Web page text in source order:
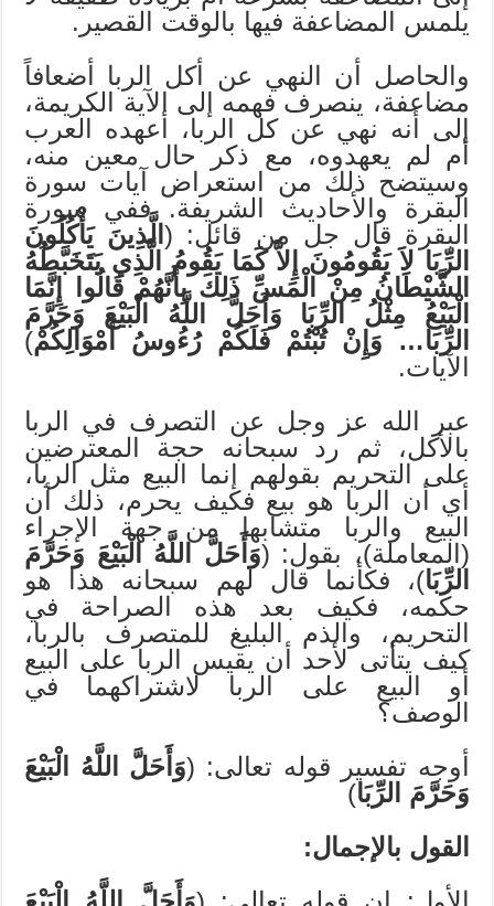
يلمس المضاعفة فيها بالوقت القصير.
والحاصل أن النهي عن أكل الربا أضعافاً
مضاعفة، ينصرف فهمه إلى الآية الكريمة،
إلى أنه نهي عن كل الربا، أعهده العرب
أم لم يعهدوه، مع ذكر حال معين منه،
وسيتضح ذلك من استعراض آيات سورة
البقرة والأحاديث الشريفة. ففي سورة
البقرة قال جل من قائل: (الَّذِينَ يَأْكُلُونَ
الرِّبَا لاَ يَقُومُونَ إِلاَّ كَمَا يَقُومُ الَّذِي يَتَخَبَّطُهُ
الشَّيْطَانُ مِنْ الْمَسِّ ذَلِكَ بِأَنَّهُمْ قَالُوا إِنَّمَا
الْبَيْعُ مِثْلُ الرِّبَا وَأَحَلَّ اللَّهُ الْبَيْعَ وَحَرَّمَ
الرِّبَا… وَإِنْ تُبْتُمْ فَلَكُمْ رُءُوسُ أَمْوَالِكُمْ)
الآيات.
عبر الله عز وجل عن التصرف في الربا
بالأكل، ثم رد سبحانه حجة المعترضين
على التحريم بقولهم إنما البيع مثل الربا،
أي أن الربا هو بيع فكيف يحرم، ذلك أن
البيع والربا متشابها من جهة الإجراء
(المعاملة)، بقول: (وَأَحَلَّ اللَّهُ الْبَيْعَ وَحَرَّمَ
الرِّبَا)، فكأنما قال لهم سبحانه هذا هو
حكمه، فكيف بعد هذه الصراحة في
التحريم، والذم البليغ للمتصرف بالربا،
كيف يتأتى لأحد أن يقيس الربا على البيع
أو البيع على الربا لاشتراكهما في
الوصف؟
أوجه تفسير قوله تعالى: (وَأَحَلَّ اللَّهُ الْبَيْعَ
وَحَرَّمَ الرِّبَا)
القول بالإجمال: